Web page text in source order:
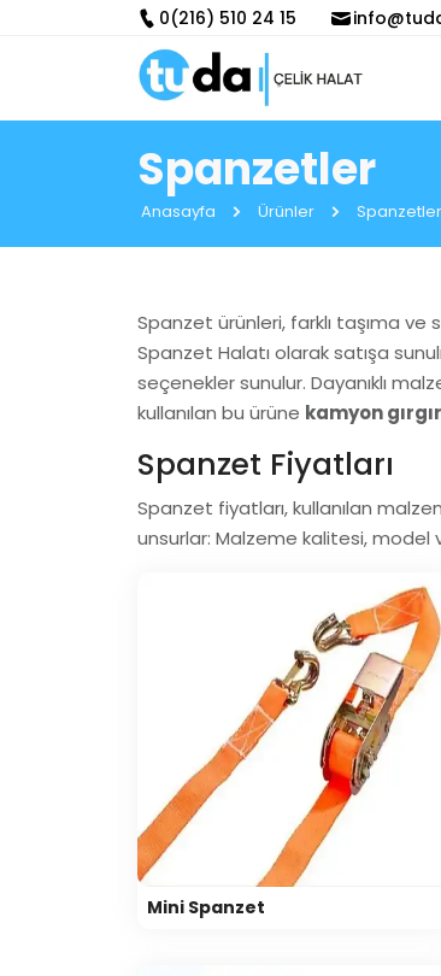
0(216) 510 24 15
Spanzetler
Anasayfa Ürünler Spanzetler
Spanzet ürünleri, farklı taşıma ve
Spanzet Halatı olarak satışa
seçenekler sunulur. Dayanıklı
kullanılan bu ürüne kamyon
Spanzet Fiyatları
Spanzet fiyatları, kullanılan
unsurlar: Malzeme kalitesi, model
Mini Spanzet